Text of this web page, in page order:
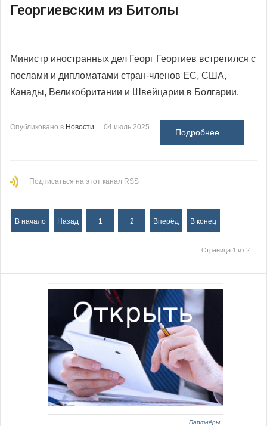
Георгиевским из Битолы
Министр иностранных дел Георг Георгиев встретился с
послами и дипломатами стран-членов ЕС, США,
Канады, Великобритании и Швейцарии в Болгарии.
Опубликовано в Новости 04 июль 2025
Подробнее ...
Подписаться на этот канал RSS
В начало Назад 1 2 Вперёд В конец
Страница 1 из 2
Партнёры